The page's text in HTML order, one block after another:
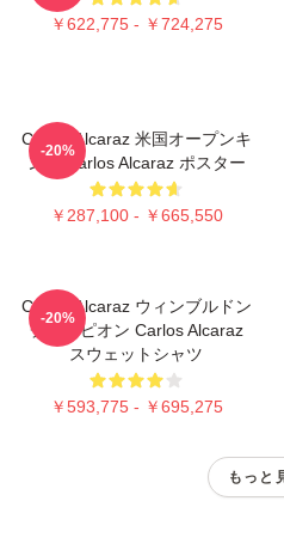
￥622,775 - ￥724,275
Carlos Alcaraz 米国オープンキ
ング Carlos Alcaraz ポスター
￥287,100 - ￥665,550
-20%
Carlos Alcaraz ウィンブルドン
チャンピオン Carlos Alcaraz
スウェットシャツ
￥593,775 - ￥695,275
-20%
もっと